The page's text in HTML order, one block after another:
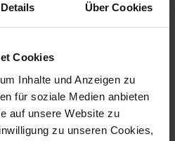
Details Über Cookies
Cookies
Inhalte und Anzeigen zu
für soziale Medien anbieten
auf unsere Website zu
zu unseren Cookies,